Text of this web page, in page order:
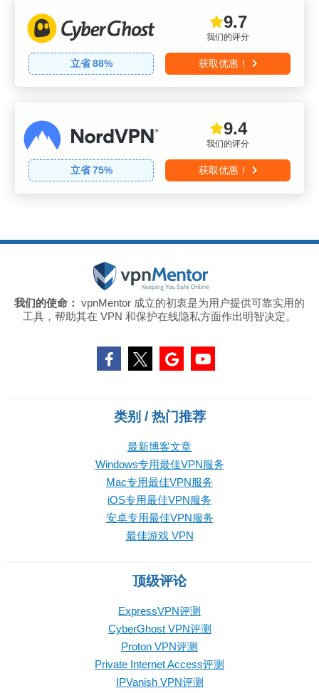
我们的评分
9.7
立省 88% 获取优惠！
我们的评分
9.4
立省 75% 获取优惠！
我们的使命： vpnMentor 成立的初衷是为用户提供可靠实用的
工具，帮助其在 VPN 和保护在线隐私方面作出明智决定。
类别 / 热门推荐
最新博客文章
Windows专用最佳VPN服务
Mac专用最佳VPN服务
iOS专用最佳VPN服务
安卓专用最佳VPN服务
最佳游戏 VPN
顶级评论
ExpressVPN评测
CyberGhost VPN评测
Proton VPN评测
Private Internet Access评测
IPVanish VPN评测